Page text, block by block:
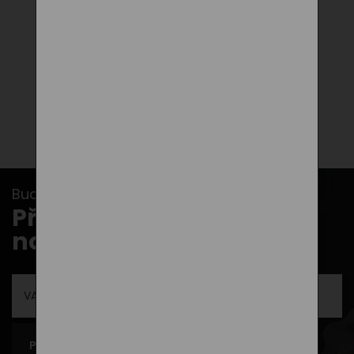
Buďte v obraze s našimi newslettery...
Přihlašte se k odběru
novinek
PŘIHLÁSIT SE K ODBĚRU